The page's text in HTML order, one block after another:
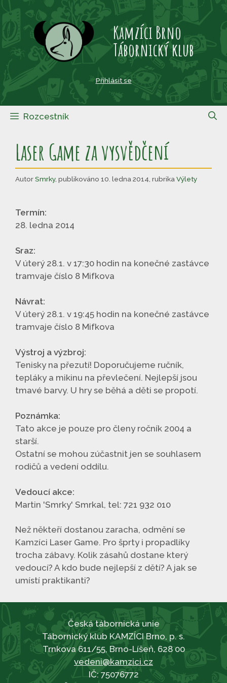
Přeskočit
obsah
Kamzíci Brno
Tábornický klub
Přihlásit se
Rozcestník
Laser Game za vysvědčení
AutorSmrky, publikováno 10. ledna 2014 rubrika Výlety
Termín:
28. ledna 2014
Sraz:
V úterý 28.1. v 17:30 hodin na konečné zastávce
tramvaje číslo 8 Mifkova
Návrat:
V úterý 28.1. v 19:45 hodin na konečné zastávce
tramvaje číslo 8 Mifkova
Výstroj a výzbroj:
Tenisky na přezutí! Doporučujeme ručník,
tepláky a mikinu na převlečení. Nejlepší jsou
tmavé barvy. U hry se běhá a děti se propotí.
Poznámka:
Tato akce je pouze pro členy ročník 2004 a
starší.
Ostatní se mohou zúčastnit jen se souhlasem
rodičů a vedení oddílu.
Vedoucí akce:
Martin 'Smrky' Smrkal, tel: 721 932 010
Než někteří dostanou zaracha, odmění se
Kamzíci Laser Game. Pro šprty i propadlíky
trocha zábavy. Kolik zásahů dostane který
vedoucí? A kdo bude nejlepší z dětí? A jak se
umístí praktikanti?
Česká tábornická unie
Tábornický klub KAMZÍCI Brno, p. s.
Trnkova 611/55, Brno-Líšeň, 628 00
vedeni@kamzici.cz
IČ: 75076772